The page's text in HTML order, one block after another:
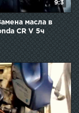
9:3
масла в
CR V 5ч